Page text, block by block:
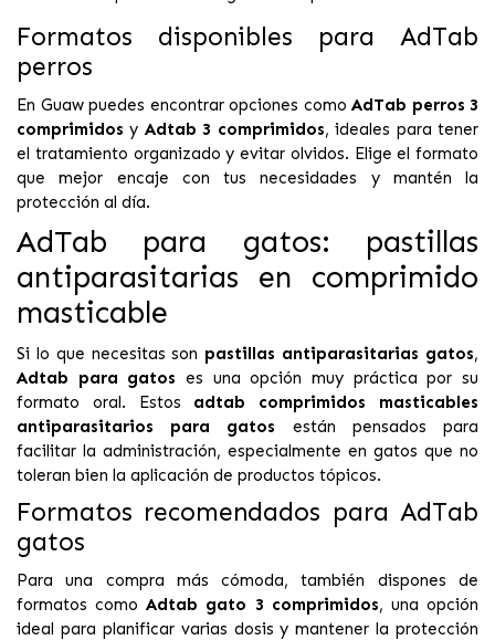
Formatos disponibles para AdTab
perros
En Guaw puedes encontrar opciones como AdTab perros 3
comprimidos y Adtab 3 comprimidos, ideales para tener
el tratamiento organizado y evitar olvidos. Elige el formato
que mejor encaje con tus necesidades y mantén la
protección al día.
AdTab para gatos: pastillas
antiparasitarias en comprimido
masticable
Si lo que necesitas son pastillas antiparasitarias gatos,
Adtab para gatos es una opción muy práctica por su
formato oral. Estos adtab comprimidos masticables
antiparasitarios para gatos están pensados para
facilitar la administración, especialmente en gatos que no
toleran bien la aplicación de productos tópicos.
Formatos recomendados para AdTab
gatos
Para una compra más cómoda, también dispones de
formatos comoAdtab gato 3 comprimidos, una opción
ideal para planificar varias dosis y mantener la protección